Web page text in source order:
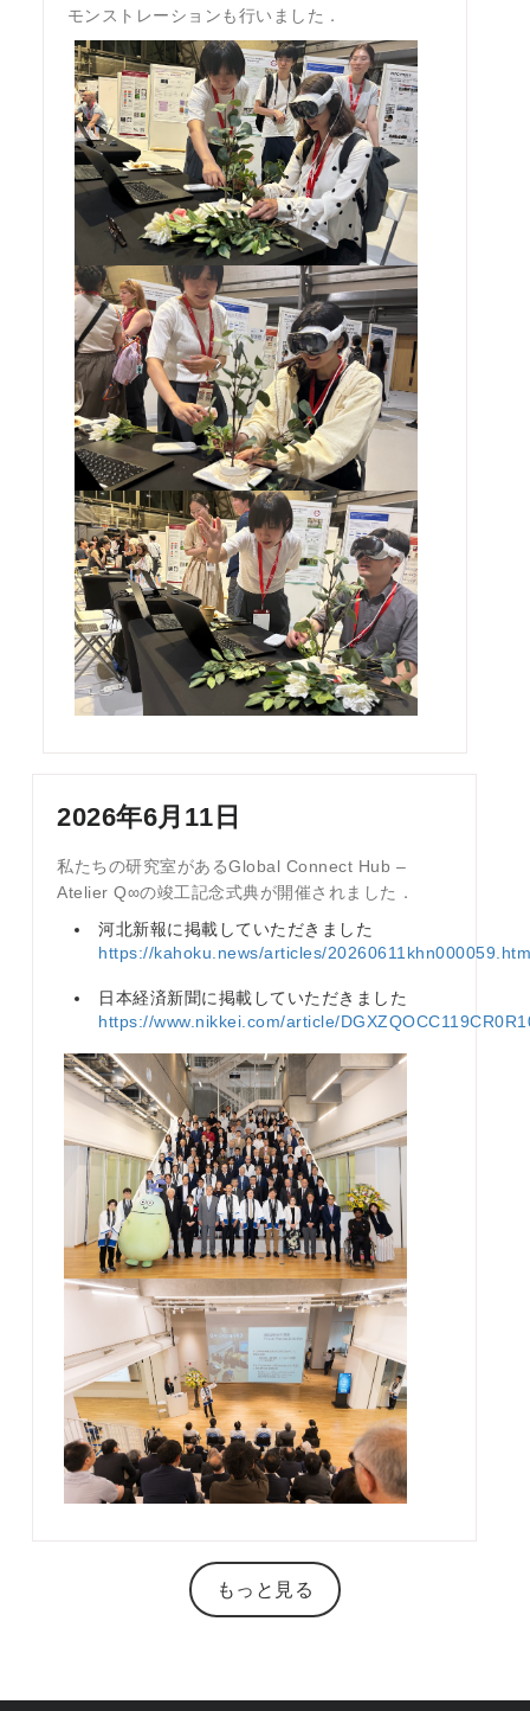
モンストレーションも行いました．
2026年6月11日
私たちの研究室があるGlobal Connect Hub –
Atelier Q∞の竣工記念式典が開催されました．
河北新報に掲載していただきました
https://kahoku.news/articles/
日本経済新聞に掲載していただきました
https://www.nikkei.com/article/
もっと見る